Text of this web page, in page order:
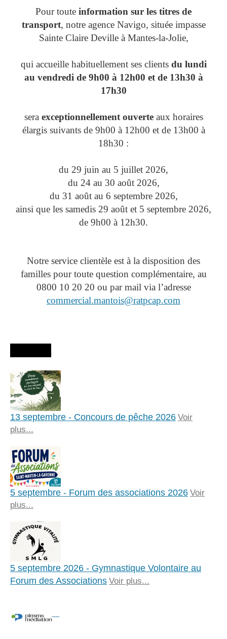
Pour toute information sur les titres de
transport, notre agence Navigo, située impasse
Sainte Claire Deville à Mantes-la-Jolie,
qui accueille habituellement ses clients du lundi
au vendredi de 9h00 à 12h00 et de 13h30 à
17h30
sera exceptionnellement ouverteaux horaires
élargis suivants de 9h00 à 12h00 et de 13h00 à
18h30 :
du 29 juin au 5 juillet 2026,
du 24 au 30 août 2026,
du 31 août au 6 septembre 2026,
ainsi que les samedis 29 août et 5 septembre 2026,
de 9h00 à 12h30.
Notre service clientèle est à la disposition des
familles pour toute question complémentaire, au
0800 10 20 20 ou par mail via l’adresse
commercial.mantois@ratpcap.com
13 septembre - Concours de pêche 2026 Voir
plus...
5 septembre - Forum des associations 2026 Voir
plus...
5 septembre 2026 - Gymnastique Volontaire au
Forum des Associations Voir plus...